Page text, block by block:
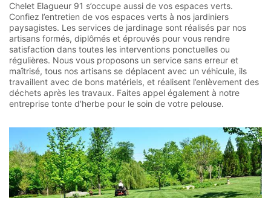
Chelet Elagueur 91 s’occupe aussi de vos espaces verts.
Confiez l’entretien de vos espaces verts à nos jardiniers
paysagistes. Les services de jardinage sont réalisés par nos
artisans formés, diplômés et éprouvés pour vous rendre
satisfaction dans toutes les interventions ponctuelles ou
régulières. Nous vous proposons un service sans erreur et
maîtrisé, tous nos artisans se déplacent avec un véhicule, ils
travaillent avec de bons matériels, et réalisent l’enlèvement des
déchets après les travaux. Faites appel également à notre
entreprise tonte d'herbe pour le soin de votre pelouse.